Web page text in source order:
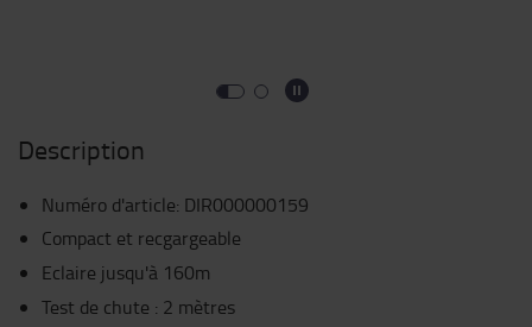
Description
Numéro d'article: DIR000000159
Compact et recgargeable
Eclaire jusqu'à 160m
Test de chute : 2 mètres